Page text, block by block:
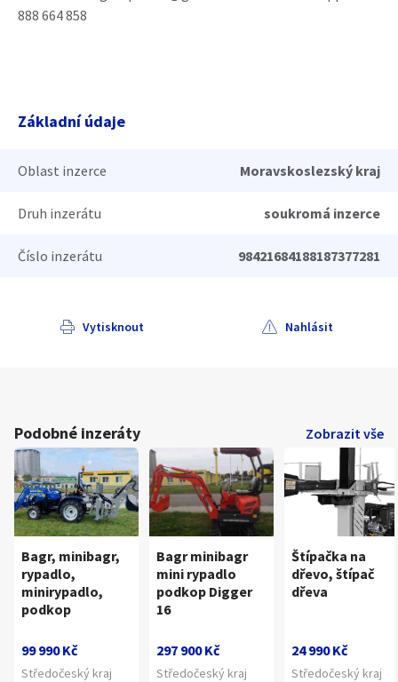
888 664 858
Základní údaje
Oblast inzerce Moravskoslezský kraj
Druh inzerátu soukromá inzerce
Číslo inzerátu 98421684188187377281
Vytisknout Nahlásit
Podobné inzeráty Zobrazit vše
Bagr, minibagr,
rypadlo,
minirypadlo,
podkop
99 990 Kč
Středočeský kraj
Bagr minibagr
mini rypadlo
podkop Digger
16
297 900 Kč
Středočeský kraj
Štípačka na
dřevo, štípač
dřeva
24 990 Kč
Středočeský kraj